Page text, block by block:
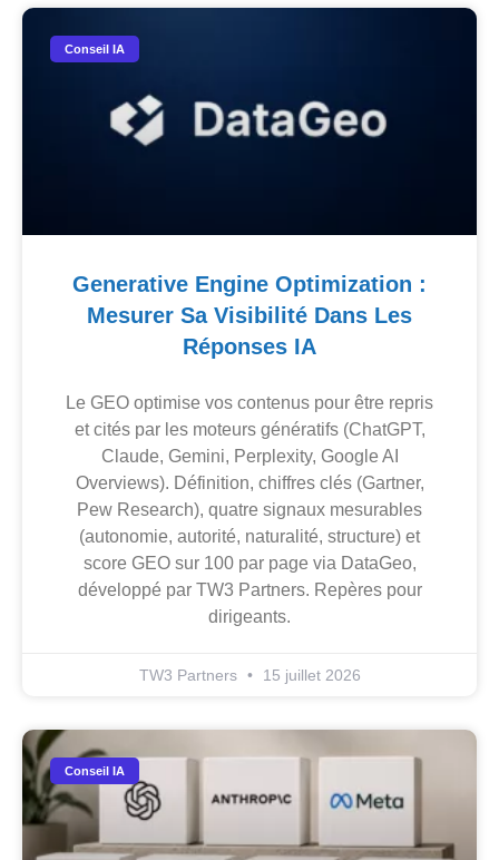
Conseil IA
Generative Engine Optimization :
Mesurer Sa Visibilité Dans Les
Réponses IA
Le GEO optimise vos contenus pour être repris
et cités par les moteurs génératifs (ChatGPT,
Claude, Gemini, Perplexity, Google AI
Overviews). Définition, chiffres clés (Gartner,
Pew Research), quatre signaux mesurables
(autonomie, autorité, naturalité, structure) et
score GEO sur 100 par page via DataGeo,
développé par TW3 Partners. Repères pour
dirigeants.
TW3 Partners 15 juillet 2026
Conseil IA